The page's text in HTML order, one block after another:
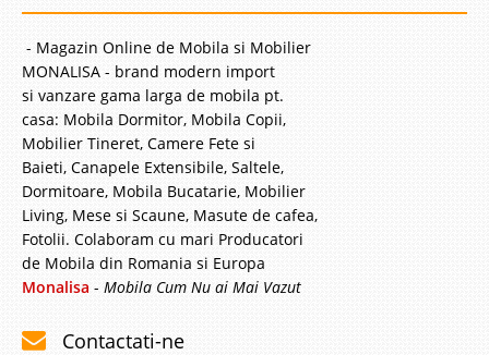
- Magazin Online de Mobila si Mobilier
MONALISA - brand modern import
si vanzare gama larga de mobila pt.
casa: Mobila Dormitor, Mobila Copii,
Mobilier Tineret, Camere Fete si
Baieti, Canapele Extensibile, Saltele,
Dormitoare, Mobila Bucatarie, Mobilier
Living, Mese si Scaune, Masute de cafea,
Fotolii. Colaboram cu mari Producatori
de Mobila din Romania si Europa
Monalisa - Mobila Cum Nu ai Mai Vazut
Contactati-ne